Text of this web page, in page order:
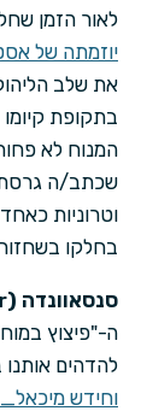
לאור הזמן
יוזמתה של
את שלב
בתקופת
המנוח לא
שכתב/ה
וטרוניות
בחלקו בשחזור
סנסאוונדה (sense of wonder)
ה-"פיצוץ
להדהים
וחידש